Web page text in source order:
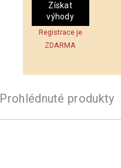
Získat
výhody
Registrace je
ZDARMA
Prohlédnuté produkty